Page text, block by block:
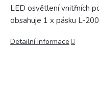
LED osvětlení vnitřních
obsahuje 1 x pásku L-
Detailní informace